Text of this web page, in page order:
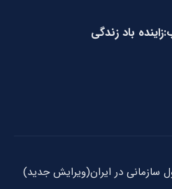
باد زندگی
در ایران(ویرایش جدید)